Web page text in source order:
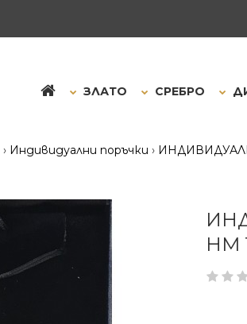
ЗЛАТО СРЕБРО
Индивидуални поръчки
HM